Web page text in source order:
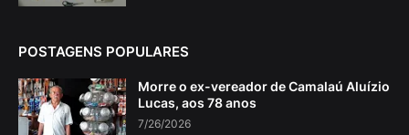
POSTAGENS POPULARES
Morre o ex-vereador de Camalaú Aluízio
Lucas, aos 78 anos
7/26/2026